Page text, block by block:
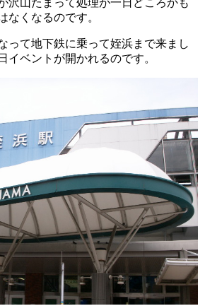
沢山たまって処理が一日どころかも
なくなるのです。
って地下鉄に乗って姪浜まで来まし
イベントが開かれるのです。